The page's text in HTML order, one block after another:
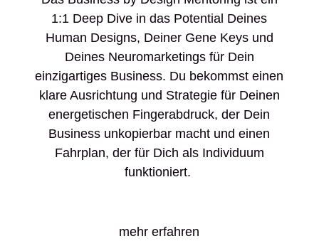
1:1 Deep Dive in das Potential Deines
Human Designs, Deiner Gene Keys und
Deines Neuromarketings für Dein
einzigartiges Business. Du bekommst einen
klare Ausrichtung und Strategie für Deinen
energetischen Fingerabdruck, der Dein
Business unkopierbar macht und einen
Fahrplan, der für Dich als Individuum
funktioniert.
mehr erfahren